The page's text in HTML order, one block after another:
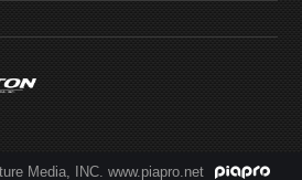
Media, INC. www.piapro.net